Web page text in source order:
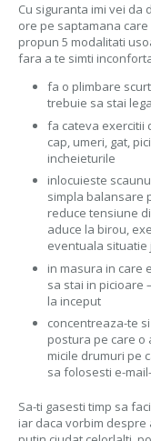
Cu siguranta imi vei da
ore pe saptamana
propun 5 modalitati
fara a te simti
fa o plimbare
trebuie sa stai
fa cateva exercitii
cap, umeri, gat,
incheieturile
inlocuieste
simpla balansare
reduce tensiune
aduce la birou,
eventuala situatie
in masura in care
sa stai in picioare
la inceput
concentreaza-te
postura pe care o
micile drumuri pe
sa folosesti e-
Sa-ti gasesti timp sa
iar daca vorbim